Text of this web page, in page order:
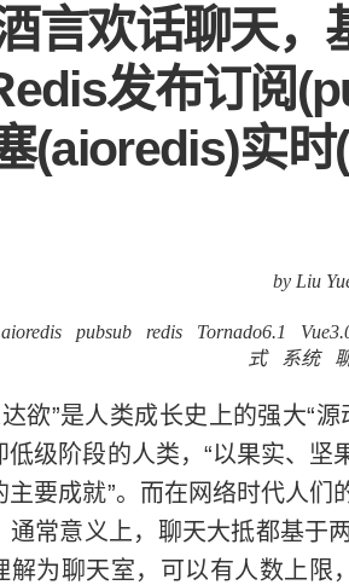
言欢话聊天，
发布订阅
(aioredis)实
by Liu
aioredis pubsub redis Tornado6.1
式
系统
欲”是人类成长史上的强大“
低级阶段的人类，“以果实、
主要成就”。而在网络时代人
通常意义上，聊天大抵都基于
解为聊天室，可以有人数上限